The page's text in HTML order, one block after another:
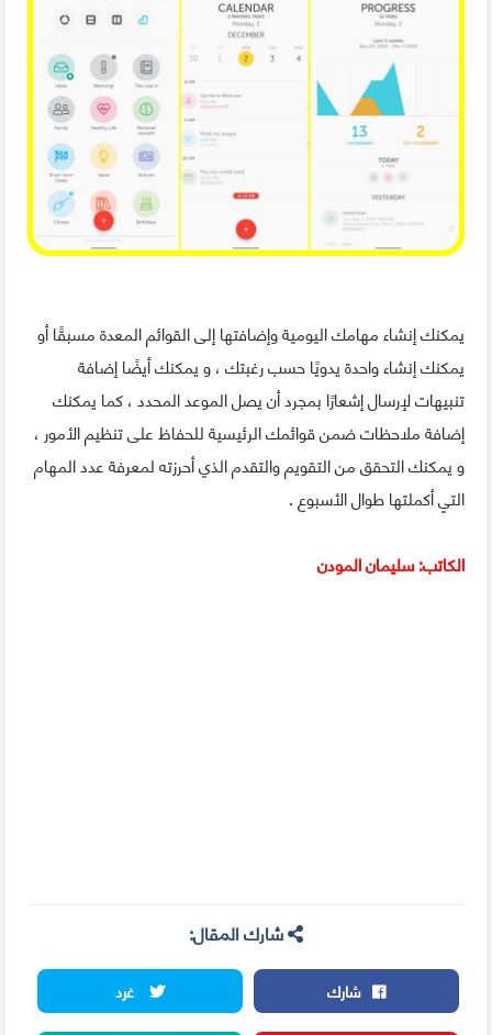
يمكنك إنشاء مهامك اليومية وإضافتها إلى القوائم المعدة مسبقًا أو
يمكنك إنشاء واحدة يدويًا حسب رغبتك ، و يمكنك أيضًا إضافة
تنبيهات لإرسال إشعارًا بمجرد أن يصل الموعد المحدد ، كما يمكنك
إضافة ملاحظات ضمن قوائمك الرئيسية للحفاظ على تنظيم الأمور ،
و يمكنك التحقق من التقويم والتقدم الذي أحرزته لمعرفة عدد المهام
التي أكملتها طوال الأسبوع .
الكاتب: سليمان المودن
شارك المقال:
شارك
غرد